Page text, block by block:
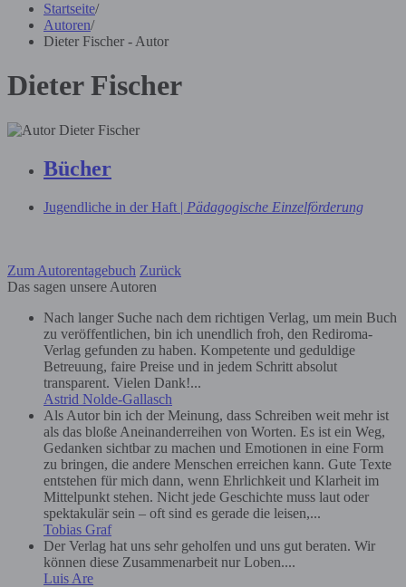
Startseite/
Autoren/
Dieter Fischer - Autor
Dieter Fischer
Bücher
Jugendliche in der Haft | Pädagogische Einzelförderung
Zum Autorentagebuch Zurück
Das sagen unsere Autoren
Nach langer Suche nach dem richtigen Verlag, um mein Buch
zu veröffentlichen, bin ich unendlich froh, den Rediroma-
Verlag gefunden zu haben. Kompetente und geduldige
Betreuung, faire Preise und in jedem Schritt absolut
transparent. Vielen Dank!...
Astrid Nolde-Gallasch
Als Autor bin ich der Meinung, dass Schreiben weit mehr ist
als das bloße Aneinanderreihen von Worten. Es ist ein Weg,
Gedanken sichtbar zu machen und Emotionen in eine Form
zu bringen, die andere Menschen erreichen kann. Gute Texte
entstehen für mich dann, wenn Ehrlichkeit und Klarheit im
Mittelpunkt stehen. Nicht jede Geschichte muss laut oder
spektakulär sein – oft sind es gerade die leisen,...
Tobias Graf
Der Verlag hat uns sehr geholfen und uns gut beraten. Wir
können diese Zusammenarbeit nur Loben....
Luis Are